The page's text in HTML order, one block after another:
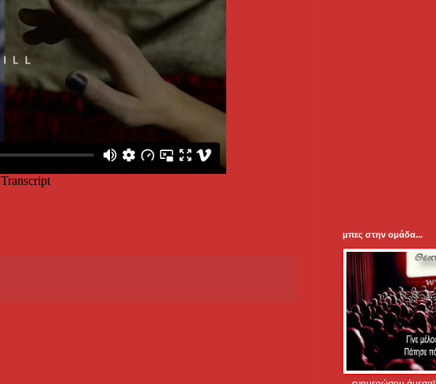
μπες στην ομάδα...